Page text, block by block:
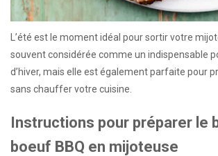
L’été est le moment idéal pour sortir votre
souvent considérée comme un indispensable
d’hiver, mais elle est également parfaite pour
sans chauffer votre cuisine.
Instructions pour préparer le
boeuf BBQ en mijoteuse